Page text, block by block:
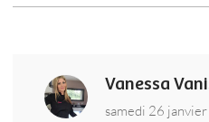
Vanessa
samedi 26